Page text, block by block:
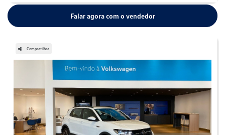
Falar agora com o vendedor
Compartilhar